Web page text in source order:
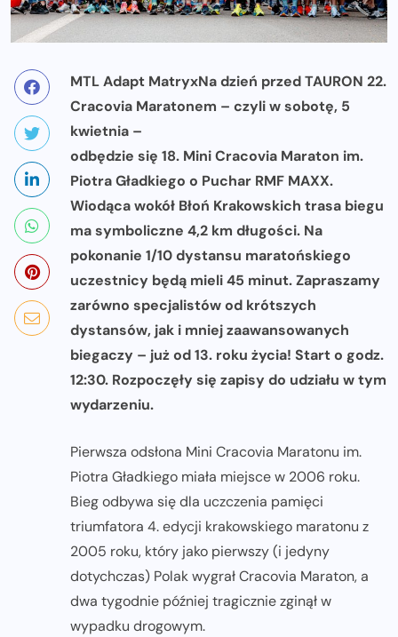
MTL Adapt MatryxNa dzień przed TAURON 22.
Cracovia Maratonem – czyli w sobotę, 5
kwietnia –
odbędzie się 18. Mini Cracovia Maraton im.
Piotra Gładkiego o Puchar RMF MAXX.
Wiodąca wokół Błoń Krakowskich trasa biegu
ma symboliczne 4,2 km długości. Na
pokonanie 1/10 dystansu maratońskiego
uczestnicy będą mieli 45 minut. Zapraszamy
zarówno specjalistów od krótszych
dystansów, jak i mniej zaawansowanych
biegaczy – już od 13. roku życia! Start o godz.
12:30. Rozpoczęły się zapisy do udziału w tym
wydarzeniu.
Pierwsza odsłona Mini Cracovia Maratonu im.
Piotra Gładkiego miała miejsce w 2006 roku.
Bieg odbywa się dla uczczenia pamięci
triumfatora 4. edycji krakowskiego maratonu z
2005 roku, który jako pierwszy (i jedyny
dotychczas) Polak wygrał Cracovia Maraton, a
dwa tygodnie później tragicznie zginął w
wypadku drogowym.